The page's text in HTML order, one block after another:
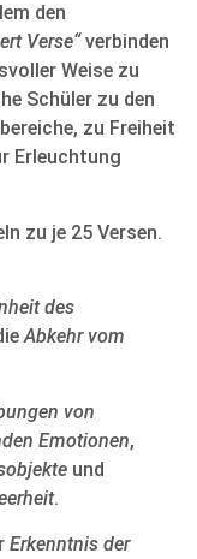
den
Verse“verbinden
Weise zu
Schüler zu den
zu Freiheit
Erleuchtung
zu je 25 Versen.
des
Abkehr vom
von
Emotionen,
und
.
Erkenntnis der